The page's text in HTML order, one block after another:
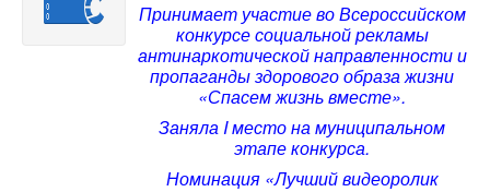
Принимает участие во Всероссийском
конкурсе социальной рекламы
антинаркотической направленности и
пропаганды здорового образа жизни
«Спасем жизнь вместе».
Заняла I место на муниципальном
этапе конкурса.
Номинация «Лучший видеоролик